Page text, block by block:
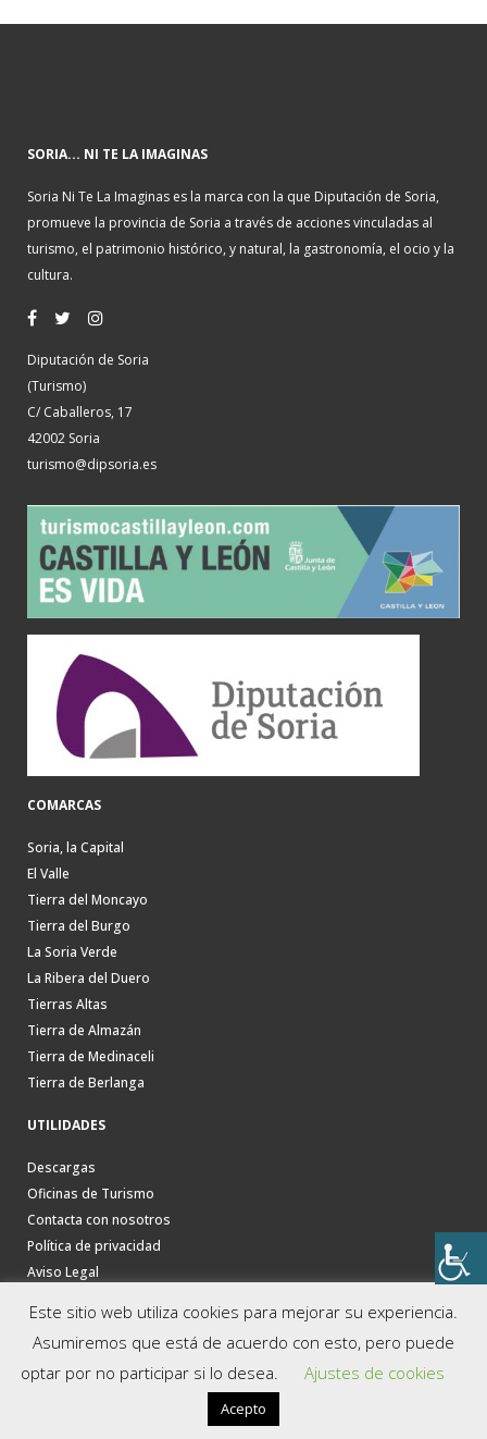
SORIA... NI TE LA IMAGINAS
Soria Ni Te La Imaginas es la marca con la que Diputación de Soria,
promueve la provincia de Soria a través de acciones vinculadas al
turismo, el patrimonio histórico, y natural, la gastronomía, el ocio y la
cultura.
Diputación de Soria
(Turismo)
C/ Caballeros, 17
42002 Soria
turismo@dipsoria.es
COMARCAS
Soria, la Capital
El Valle
Tierra del Moncayo
Tierra del Burgo
La Soria Verde
La Ribera del Duero
Tierras Altas
Tierra de Almazán
Tierra de Medinaceli
Tierra de Berlanga
UTILIDADES
Descargas
Oficinas de Turismo
Contacta con nosotros
Política de privacidad
Aviso Legal
Este sitio web utiliza cookies para mejorar su experiencia.
Asumiremos que está de acuerdo con esto, pero puede
optar por no participar si lo desea.
Ajustes de cookies
Acepto